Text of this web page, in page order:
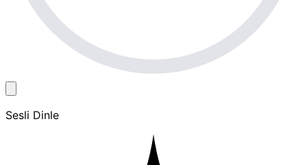
Sesli Dinle